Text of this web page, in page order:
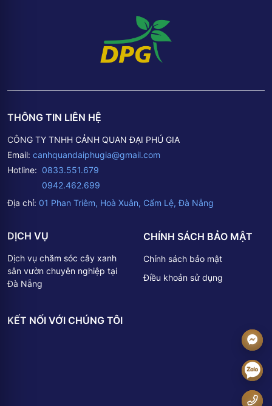
THÔNG TIN LIÊN HỆ
CÔNG TY TNHH CẢNH QUAN ĐẠI PHÚ GIA
Email: canhquandaiphugia@gmail.com
Hotline: 0833.551.679
0942.462.699
Địa chỉ: 01 Phan Triêm, Hoà Xuân, Cẩm Lệ, Đà Nẵng
DỊCH VỤ
Dịch vụ chăm sóc cây xanh
sân vườn chuyên nghiệp tại
Đà Nẵng
CHÍNH SÁCH BẢO MẬT
Chính sách bảo mật
Điều khoản sử dụng
KẾT NỐI VỚI CHÚNG TÔI